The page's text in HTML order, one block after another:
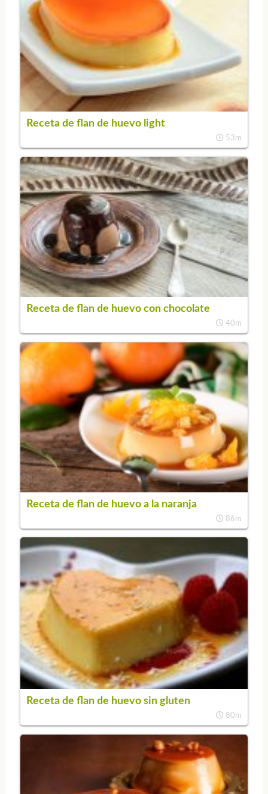
Receta de flan de huevo light
53m
Receta de flan de huevo con chocolate
40m
Receta de flan de huevo a la naranja
86m
Receta de flan de huevo sin gluten
80m